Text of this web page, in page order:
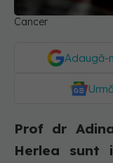
Cancer
Adaugă-
Prof dr
Herlea sunt